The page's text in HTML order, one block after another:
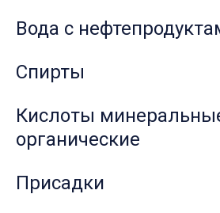
Вода с
Спирты
Кислоты
органические
Присадки